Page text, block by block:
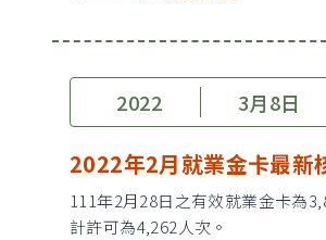
2022 3月8日
2022年2月就業金卡最新
111年2月28日之有效就業金卡為
計許可為4,262人次。